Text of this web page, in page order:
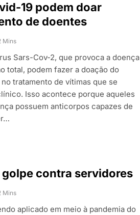
19 podem doar
de doentes
Mins
Sars-Cov-2, que provoca a doença
total, podem fazer a doação do
tratamento de vítimas que se
Isso acontece porque aqueles
possuem anticorpos capazes de
contra servidores
Mins
aplicado em meio à pandemia do